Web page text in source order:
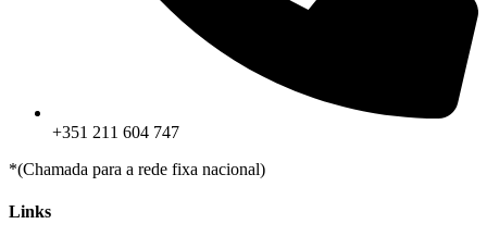
+351 211 604 747
*(Chamada para a rede fixa nacional)
Links